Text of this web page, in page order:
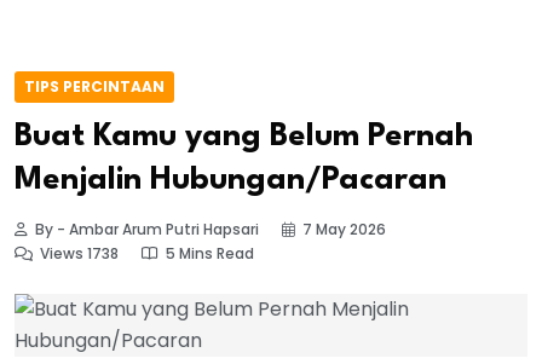
TIPS PERCINTAAN
Buat Kamu yang Belum Pernah
Menjalin Hubungan/Pacaran
By - Ambar Arum Putri Hapsari
7 May 2026
Views 1738
5 Mins Read